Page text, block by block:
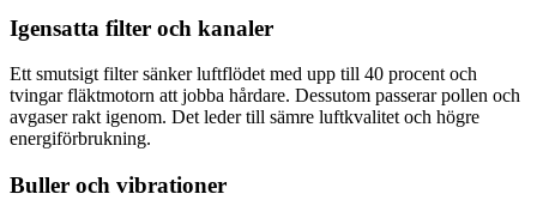
Igensatta filter och kanaler
Ett smutsigt filter sänker luftflödet med upp till 40 procent och
tvingar fläktmotorn att jobba hårdare. Dessutom passerar pollen och
avgaser rakt igenom. Det leder till sämre luftkvalitet och högre
energiförbrukning.
Buller och vibrationer